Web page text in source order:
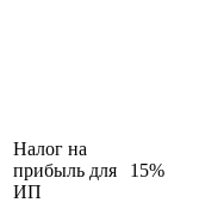
Налог на
прибыль для
ИП
15%